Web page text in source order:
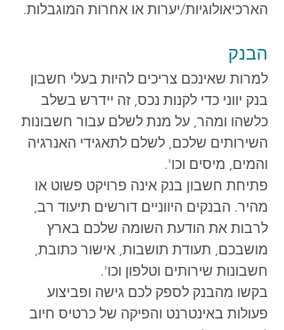
הארכיאולוגיות/יערות או אחרות המוגבלות.
הבנק
למרות שאינכם צריכים להיות בעלי חשבון
בנק יווני כדי לקנות נכס, זה יידרש בשלב
כלשהו ומהר, על מנת לשלם עבור חשבונות
השירותים שלכם, לשלם לתאגידי האנרגיה
והמים, מיסים וכו'.
פתיחת חשבון בנק אינה פרויקט פשוט או
מהיר. הבנקים היווניים דורשים תיעוד רב,
לרבות את הודעת השומה שלכם בארץ
מושבכם, תעודת תושבות, אישור כתובת,
חשבונות שירותים וטלפון וכו'.
בקשו מהבנק לספק לכם גישה ופביצוע
פעולות באינטרנט והפיקה של כרטיס חיוב